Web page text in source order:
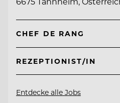
CHEF DE RANG
REZEPTIONIST/IN
Entdecke alle Jobs